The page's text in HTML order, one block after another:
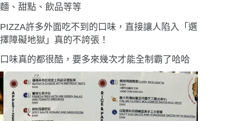
麵、甜點、飲品等等
PIZZA許多外面吃不到的口味，直接讓人陷入「選
擇障礙地獄」真的不誇張！
口味真的都很酷，要多來幾次才能全制霸了哈哈